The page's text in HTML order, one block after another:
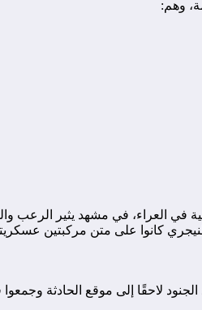
وهم:
في العراء، في مشهد يثير الرعب
كانوا على متن مركبتين
لاحقًا إلى موقع الحادثة